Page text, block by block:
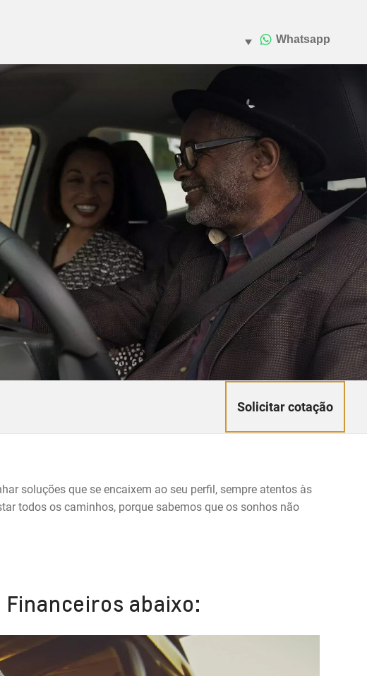
Solicitar cotação
soluções que se encaixem ao seu perfil, sempre atentos às
todos os caminhos, porque sabemos que os sonhos não
abaixo: